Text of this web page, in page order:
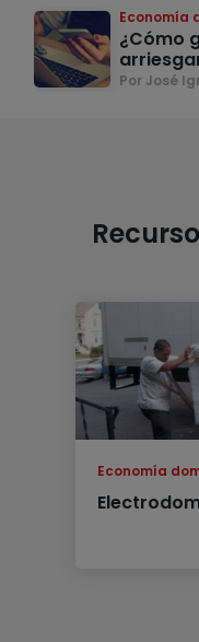
Economía
¿Cómo
Por José
Economía